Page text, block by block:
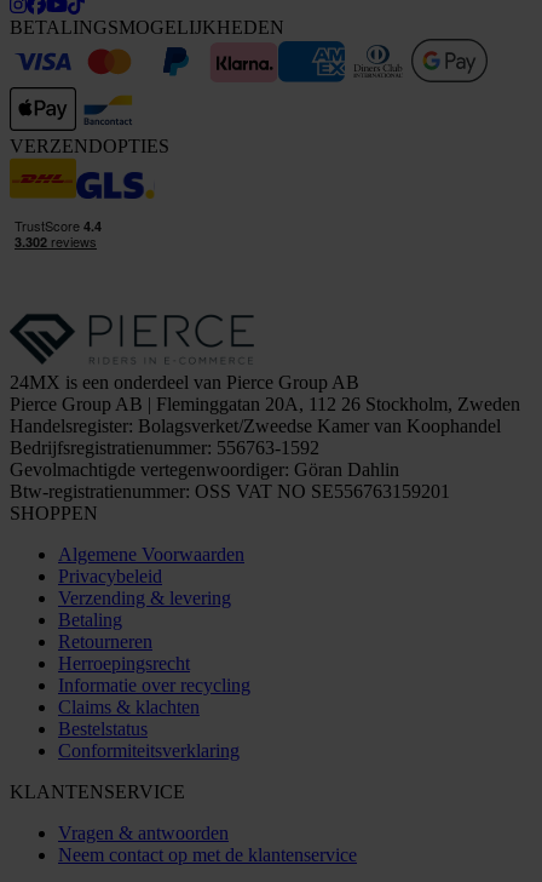
BETALINGSMOGELIJKHEDEN
VERZENDOPTIES
24MX is een onderdeel van Pierce Group AB
Pierce Group AB | Fleminggatan 20A, 112 26 Stockholm, Zweden
Handelsregister: Bolagsverket/Zweedse Kamer van Koophandel
Bedrijfsregistratienummer: 556763-1592
Gevolmachtigde vertegenwoordiger: Göran Dahlin
Btw-registratienummer: OSS VAT NO SE556763159201
SHOPPEN
Algemene Voorwaarden
Privacybeleid
Verzending & levering
Betaling
Retourneren
Herroepingsrecht
Informatie over recycling
Claims & klachten
Bestelstatus
Conformiteitsverklaring
KLANTENSERVICE
Vragen & antwoorden
Neem contact op met de klantenservice